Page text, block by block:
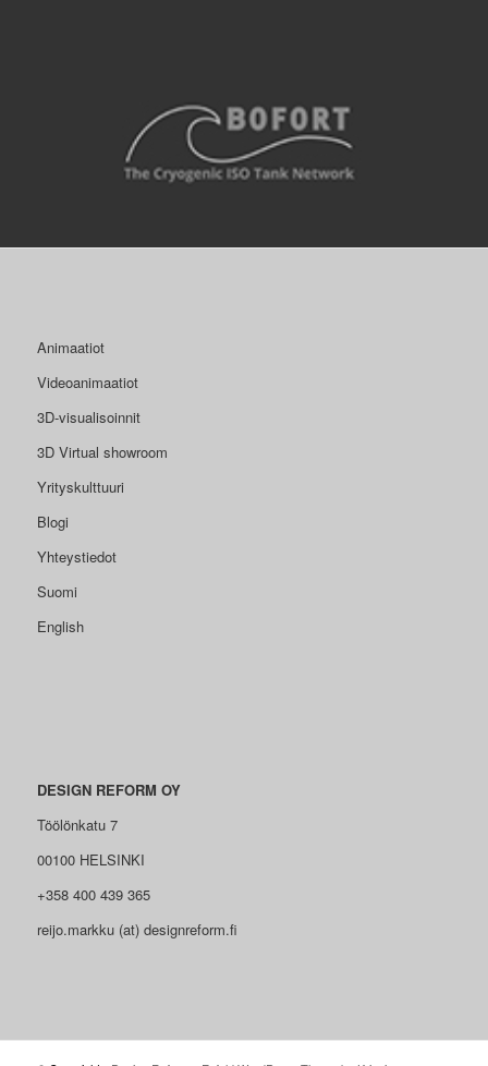
Animaatiot
Videoanimaatiot
3D-visualisoinnit
3D Virtual showroom
Yrityskulttuuri
Blogi
Yhteystiedot
Suomi
English
DESIGN REFORM OY
Töölönkatu 7
00100 HELSINKI
+358 400 439 365
reijo.markku (at) designreform.fi